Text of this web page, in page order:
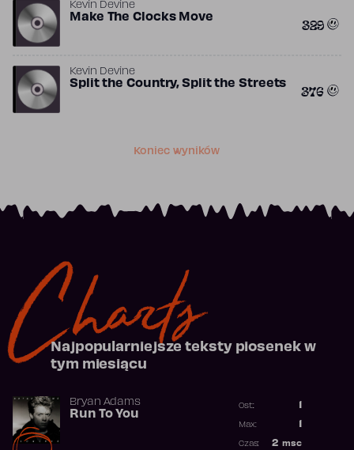
Kevin Devine
Make The Clocks Move 329
Kevin Devine
Split the Country, Split the Streets 376
Koniec wyników
Charts
Najpopularniejsze teksty piosenek w
tym miesiącu
Bryan Adams
Run To You
Ost.:
Max:
2 msc
Czas: